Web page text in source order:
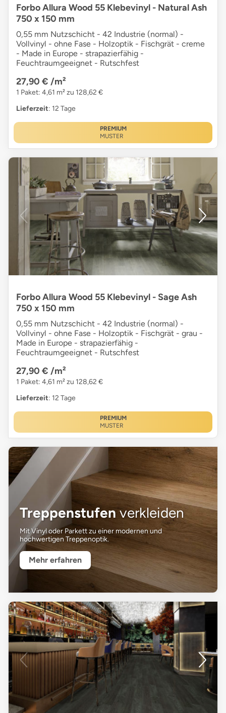
Forbo Allura Wood 55 Klebevinyl - Natural Ash
750 x 150 mm
0,55 mm Nutzschicht - 42 Industrie (normal) -
Vollvinyl - ohne Fase - Holzoptik - Fischgrät - creme
- Made in Europe - strapazierfähig -
Feuchtraumgeeignet - Rutschfest
27,90 € /m²
1 Paket: 4,61 m² zu 128,62 €
Lieferzeit: 12 Tage
PREMIUM
MUSTER
Forbo Allura Wood 55 Klebevinyl - Sage Ash
750 x 150 mm
0,55 mm Nutzschicht - 42 Industrie (normal) -
Vollvinyl - ohne Fase - Holzoptik - Fischgrät - grau -
Made in Europe - strapazierfähig -
Feuchtraumgeeignet - Rutschfest
27,90 € /m²
1 Paket: 4,61 m² zu 128,62 €
Lieferzeit: 12 Tage
PREMIUM
MUSTER
Treppenstufenverkleiden
Mit Vinyl oder Parkett zu einer modernen und
hochwertigen Treppenoptik.
Mehr erfahren